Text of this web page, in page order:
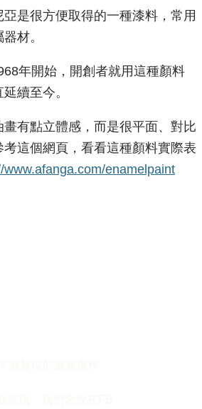
亞是很方便取得的一種漆料，常用
材。
年開始，開創者就用這種顏料
續至今。
有點立體感，而是很平面、對比
這個網頁，看看這種顏料實際表
www.afanga.com/enamelpaint